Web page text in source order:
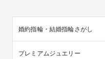
婚約指輪・結婚指輪さがし
プレミアムジュエリー